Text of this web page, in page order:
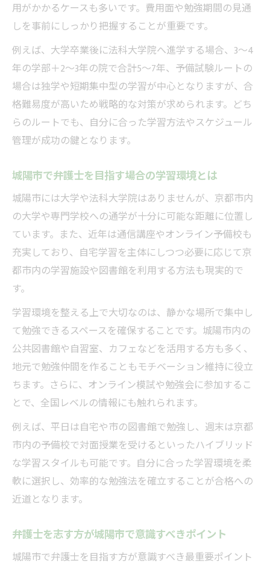
用がかかるケースも多いです。費用面や勉強期間の見通
しを事前にしっかり把握することが重要です。
例えば、大学卒業後に法科大学院へ進学する場合、3～4
年の学部＋2～3年の院で合計5～7年、予備試験ルートの
場合は独学や短期集中型の学習が中心となりますが、合
格難易度が高いため戦略的な対策が求められます。どち
らのルートでも、自分に合った学習方法やスケジュール
管理が成功の鍵となります。
城陽市で弁護士を目指す場合の学習環境とは
城陽市には大学や法科大学院はありませんが、京都市内
の大学や専門学校への通学が十分に可能な距離に位置し
ています。また、近年は通信講座やオンライン予備校も
充実しており、自宅学習を主体にしつつ必要に応じて京
都市内の学習施設や図書館を利用する方法も現実的で
す。
学習環境を整える上で大切なのは、静かな場所で集中し
て勉強できるスペースを確保することです。城陽市内の
公共図書館や自習室、カフェなどを活用する方も多く、
地元で勉強仲間を作ることもモチベーション維持に役立
ちます。さらに、オンライン模試や勉強会に参加するこ
とで、全国レベルの情報にも触れられます。
例えば、平日は自宅や市の図書館で勉強し、週末は京都
市内の予備校で対面授業を受けるといったハイブリッド
な学習スタイルも可能です。自分に合った学習環境を柔
軟に選択し、効率的な勉強法を確立することが合格への
近道となります。
弁護士を志す方が城陽市で意識すべきポイント
城陽市で弁護士を目指す方が意識すべき最重要ポイント